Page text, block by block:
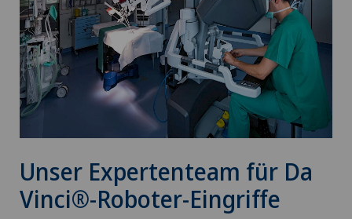
Unser Expertenteam für Da
Vinci®-Roboter-Eingriffe